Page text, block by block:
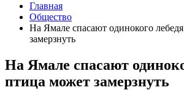
Главная
Общество
На Ямале спасают одинокого
замерзнуть
На Ямале спасают
птица может замерзнуть